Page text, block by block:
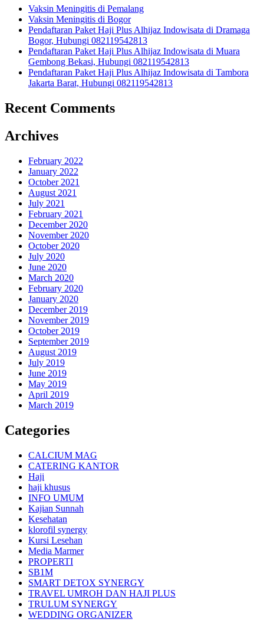
Vaksin Meningitis di Pemalang
Vaksin Meningitis di Bogor
Pendaftaran Paket Haji Plus Alhijaz Indowisata di Dramaga
Bogor, Hubungi 082119542813
Pendaftaran Paket Haji Plus Alhijaz Indowisata di Muara
Gembong Bekasi, Hubungi 082119542813
Pendaftaran Paket Haji Plus Alhijaz Indowisata di Tambora
Jakarta Barat, Hubungi 082119542813
Recent Comments
Archives
February 2022
January 2022
October 2021
August 2021
July 2021
February 2021
December 2020
November 2020
October 2020
July 2020
June 2020
March 2020
February 2020
January 2020
December 2019
November 2019
October 2019
September 2019
August 2019
July 2019
June 2019
May 2019
April 2019
March 2019
Categories
CALCIUM MAG
CATERING KANTOR
Haji
haji khusus
INFO UMUM
Kajian Sunnah
Kesehatan
klorofil synergy
Kursi Lesehan
Media Marmer
PROPERTI
SB1M
SMART DETOX SYNERGY
TRAVEL UMROH DAN HAJI PLUS
TRULUM SYNERGY
WEDDING ORGANIZER